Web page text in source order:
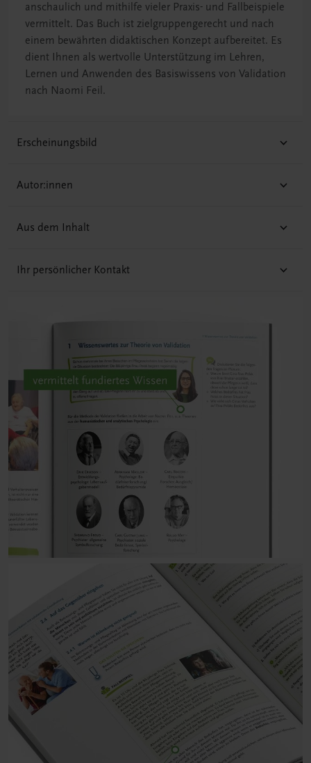
anschaulich und mithilfe vieler Praxis- und Fallbeispiele
vermittelt. Das Buch ist zielgruppengerecht und nach
einem bewährten didaktischen Konzept aufbereitet. Es
dient Ihnen als wertvolle Unterstützung im Lehren,
Lernen und Anwenden des Basiswissens von Validation
nach Naomi Feil.
Erscheinungsbild
Autor:innen
Aus dem Inhalt
Ihr persönlicher Kontakt